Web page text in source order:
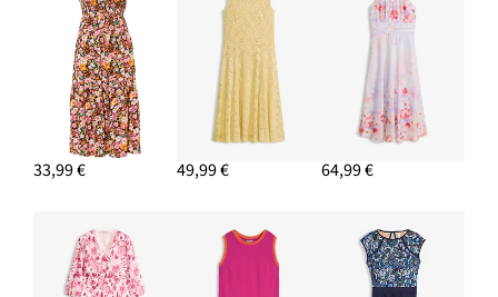
33,99 € 49,99 € 64,99 €